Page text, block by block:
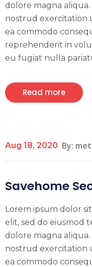
dolore magna
nostrud exercitation
ea commodo
reprehenderit in
eu fugiat nulla
Read more
Aug 18, 2020 By:
Savehome
Lorem ipsum dolor
elit, sed do eiusmod
dolore magna
nostrud exercitation
ea commodo